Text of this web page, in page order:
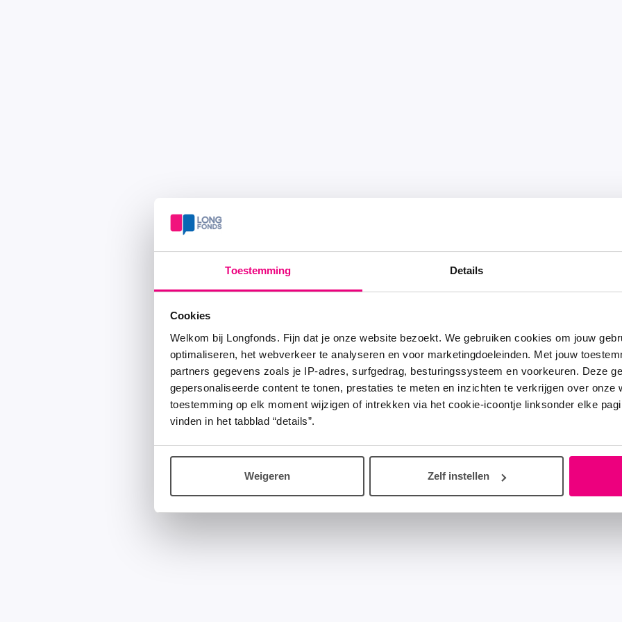
Toestemming Details
Cookies
Welkom bij Longfonds. Fijn dat je onze website bezoekt. We gebruiken cookies om jouw
optimaliseren, het webverkeer te analyseren en voor marketingdoeleinden. Met jouw
partners gegevens zoals je IP-adres, surfgedrag, besturingssysteem en voorkeuren. Deze
gepersonaliseerde content te tonen, prestaties te meten en inzichten te verkrijgen over onze
toestemming op elk moment wijzigen of intrekken via het cookie-icoontje linksonder elke
vinden in het tabblad “details”.
Weigeren Zelf instellen